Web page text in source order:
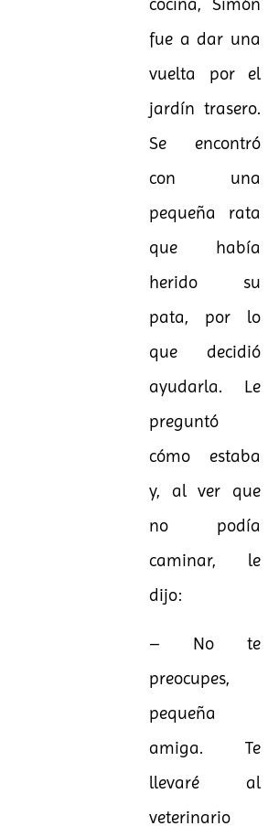
cocina, Simón
fue a dar una
vuelta por el
jardín trasero.
Se encontró
con una
pequeña rata
que había
herido su
pata, por lo
que decidió
ayudarla. Le
preguntó
cómo estaba
y, al ver que
no podía
caminar, le
dijo:
– No te
preocupes,
pequeña
amiga. Te
llevaré al
veterinario